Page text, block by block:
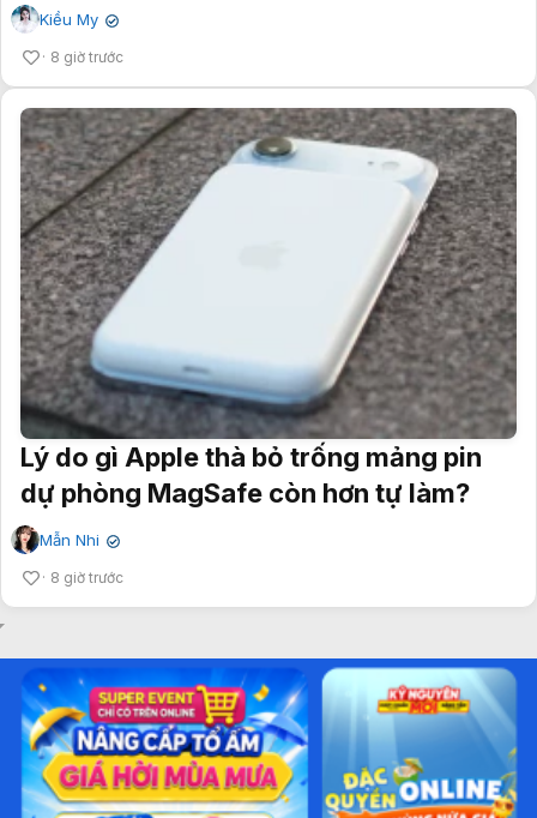
Kiều My ✔
8 giờ trước
Lý do gì Apple thà bỏ trống mảng pin
dự phòng MagSafe còn hơn tự làm?
Mẫn Nhi ✔
8 giờ trước